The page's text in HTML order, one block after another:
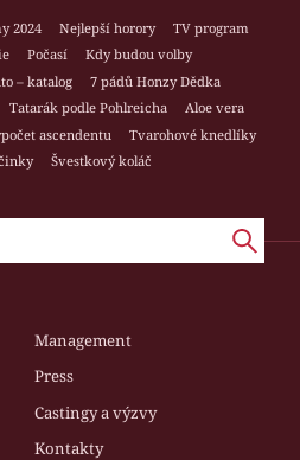
2024 Nejlepší horory
TV program
Počasí
Kdy budou volby
– katalog
7 pádů Honzy Dědka
Tatarák podle Pohlreicha
Aloe vera
ascendentu
Tvarohové knedlíky
Švestkový koláč
Management
Press
Castingy a výzvy
Kontakty